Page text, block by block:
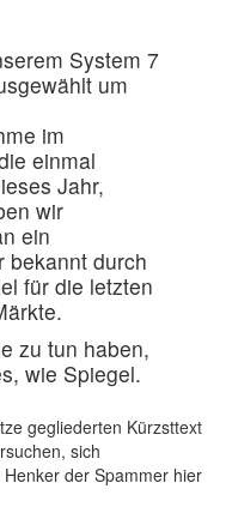
System 7
um
im
einmal
Jahr,
wir
ein
bekannt durch
für die letzten
zu tun haben,
wie Spiegel.
gegliederten Kürzsttext
sich
der Spammer hier